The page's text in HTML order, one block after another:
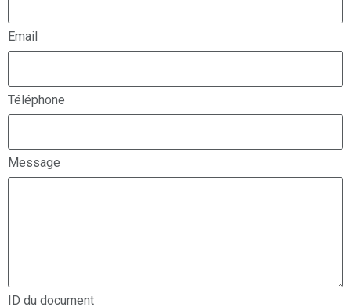
Email
Téléphone
Message
ID du document